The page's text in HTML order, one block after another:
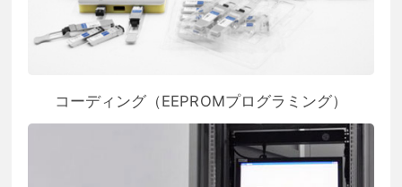
コーディング（EEPROMプログラミング）